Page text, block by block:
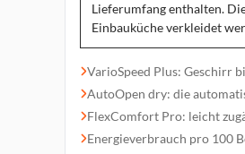
Lieferumfang enthalten.
Einbauküche verkleidet
VarioSpeed Plus: Geschirr
AutoOpen dry: die
FlexComfort Pro: leicht
Energieverbrauch pro 100